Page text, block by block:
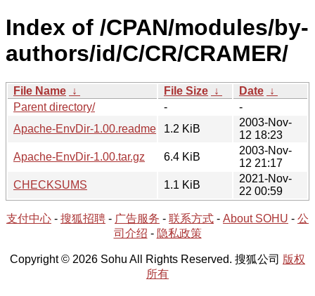
Index of /CPAN/modules/by-
authors/id/C/CR/CRAMER/
File Name ↓ File Size ↓ Date ↓
Parent directory/
-
-
Apache-EnvDir-1.00.readme
1.2 KiB
2003-Nov-
12 18:23
Apache-EnvDir-1.00.tar.gz
6.4 KiB
2003-Nov-
12 21:17
CHECKSUMS
1.1 KiB
2021-Nov-
22 00:59
支付中心 - 搜狐招聘 - 广告服务 - 联系方式 - About SOHU - 公
司介绍 - 隐私政策
Copyright © 2026 Sohu All Rights Reserved. 搜狐公司 版权
所有